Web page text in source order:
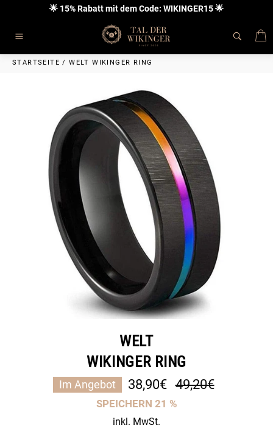
Inhalt
🌟 15% Rabatt mit dem Code: WIKINGER15 🌟
STARTSEITE /WELT WIKINGER RING
WELT
WIKINGER RING
Im Angebot 38,90€
Normaler
Preis
49,20€
SPEICHERN 21 %
inkl. MwSt.